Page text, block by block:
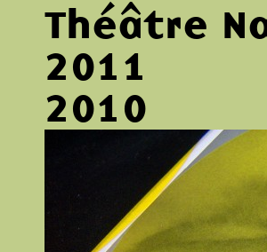
Théâtre
2011
2010